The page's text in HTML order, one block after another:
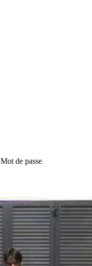
Mot de passe